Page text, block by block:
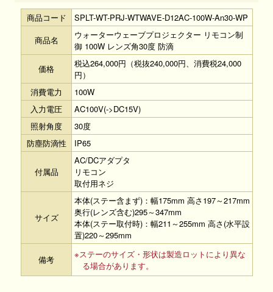
商品コード
SPLT-WT-PRJ-WTWAVE-D12AC-100W-An30-WP
商品名
ウォーターウェーブプロジェクター リモコン制
御 100W レンズ角30度 防滴
価格
税込264,000円（税抜240,000円、消費税24,000
円）
消費電力
100W
入力電圧
AC100V(->DC15V)
照射角度
30度
防塵防滴性
IP65
付属品
AC/DCアダプタ
リモコン
取付用ネジ
サイズ
本体(ステー含まず)：幅175mm 高さ197～217mm
奥行(レンズ含む)295～347mm
本体(ステー取付時)：幅211～255mm 高さ(水平設
置)220～295mm
備考
※ステーのサイズ・形状は製造ロットにより異な
る場合があります。